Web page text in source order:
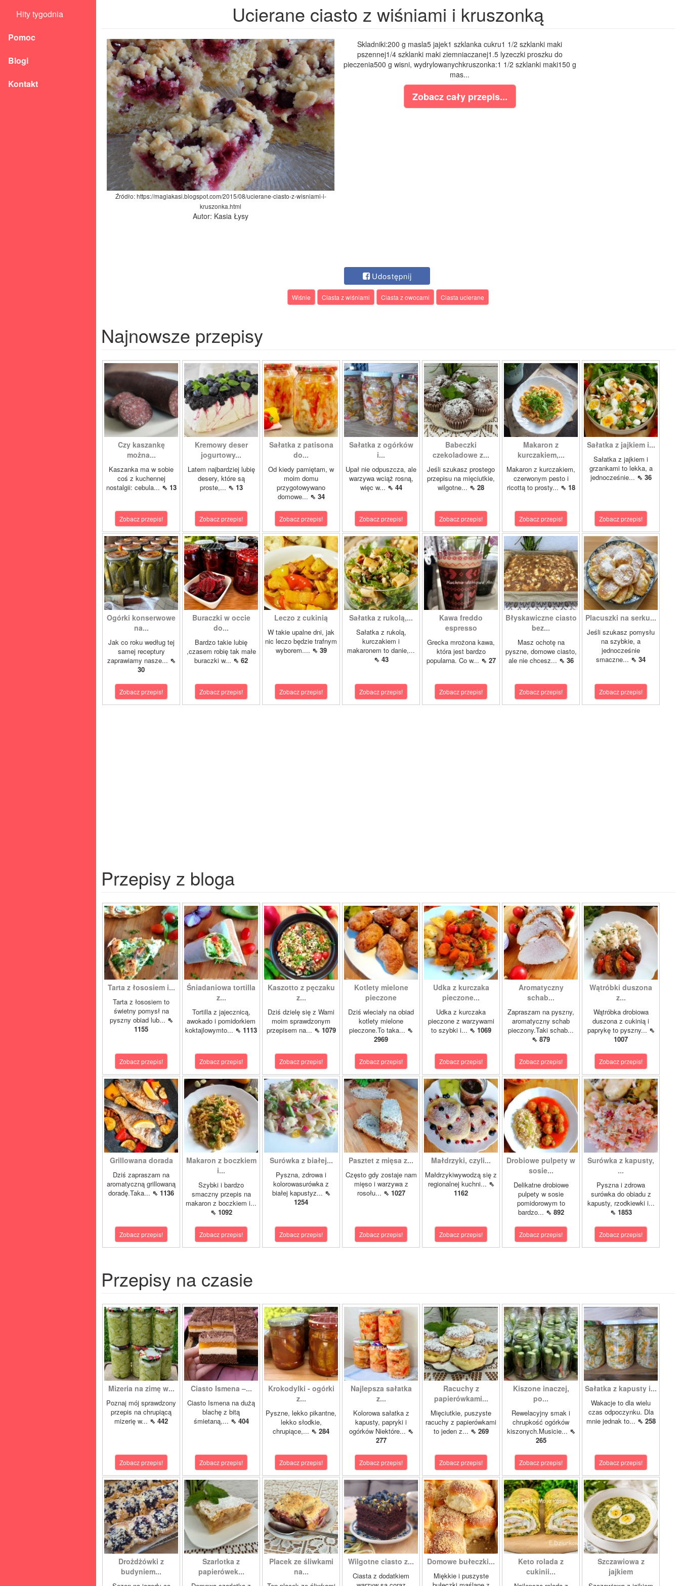
Hity tygodnia
Pomoc
Blogi
Kontakt
Ucierane ciasto z wiśniami i kruszonką
Źródło: https://magiakasi.blogspot.com/2015/08/ucierane-ciasto-z-wisniami-i-
kruszonka.html
Autor: Kasia Łysy
Skladniki:200 g masla5 jajek1 szklanka cukru1 1/2 szklanki maki
pszennej1/4 szklanki maki ziemniaczanej1.5 lyzeczki proszku do
pieczenia500 g wisni, wydrylowanychkruszonka:1 1/2 szklanki maki150 g
mas...
Zobacz cały przepis...
Udostępnij
Wiśnie Ciasta z wiśniami Ciasta z owocami Ciasta ucierane
Najnowsze przepisy
Czy kaszankę
można...
Kaszanka ma w sobie
coś z kuchennej
nostalgii: cebula... ⇖ 13
Zobacz przepis!
Kremowy deser
jogurtowy...
Latem najbardziej lubię
desery, które są
proste,... ⇖ 13
Zobacz przepis!
Sałatka z patisona
do...
Od kiedy pamiętam, w
moim domu
przygotowywano
domowe... ⇖ 34
Zobacz przepis!
Sałatka z ogórków
i...
Upał nie odpuszcza, ale
warzywa wciąż rosną,
więc w... ⇖ 44
Zobacz przepis!
Babeczki
czekoladowe z...
Jeśli szukasz prostego
przepisu na mięciutkie,
wilgotne... ⇖ 28
Zobacz przepis!
Makaron z
kurczakiem,...
Makaron z kurczakiem,
czerwonym pesto i
ricottą to prosty... ⇖ 18
Zobacz przepis!
Sałatka z jajkiem i...
Sałatka z jajkiem i
grzankami to lekka, a
jednocześnie... ⇖ 36
Zobacz przepis!
Ogórki konserwowe
na...
Jak co roku według tej
samej receptury
zaprawiamy nasze... ⇖
30
Zobacz przepis!
Buraczki w occie
do...
Bardzo takie lubię
,czasem robię tak małe
buraczki w... ⇖ 62
Zobacz przepis!
Leczo z cukinią
W takie upalne dni, jak
nic leczo będzie trafnym
wyborem.... ⇖ 39
Zobacz przepis!
Sałatka z rukolą,...
Sałatka z rukolą,
kurczakiem i
makaronem to danie,...
⇖ 43
Zobacz przepis!
Kawa freddo
espresso
Grecka mrożona kawa,
która jest bardzo
popularna. Co w... ⇖ 27
Zobacz przepis!
Błyskawiczne ciasto
bez...
Masz ochotę na
pyszne, domowe ciasto,
ale nie chcesz... ⇖ 36
Zobacz przepis!
Placuszki na serku...
Jeśli szukasz pomysłu
na szybkie, a
jednocześnie
smaczne... ⇖ 34
Zobacz przepis!
Przepisy z bloga
Tarta z łososiem i...
Tarta z łososiem to
świetny pomysł na
pyszny obiad lub... ⇖
1155
Zobacz przepis!
Śniadaniowa tortilla
z...
Tortilla z jajecznicą,
awokado i pomidorkiem
koktajlowymto... ⇖ 1113
Zobacz przepis!
Kaszotto z pęczaku
z...
Dziś dzielę się z Wami
moim sprawdzonym
przepisem na... ⇖ 1079
Zobacz przepis!
Kotlety mielone
pieczone
Dziś wleciały na obiad
kotlety mielone
pieczone.To taka... ⇖
2969
Zobacz przepis!
Udka z kurczaka
pieczone...
Udka z kurczaka
pieczone z warzywami
to szybki i... ⇖ 1069
Zobacz przepis!
Aromatyczny
schab...
Zapraszam na pyszny,
aromatyczny schab
pieczony.Taki schab...
⇖ 879
Zobacz przepis!
Wątróbki duszona
z...
Wątróbka drobiowa
duszona z cukinią i
paprykę to pyszny... ⇖
1007
Zobacz przepis!
Grillowana dorada
Dziś zapraszam na
aromatyczną grillowaną
doradę.Taka... ⇖ 1136
Zobacz przepis!
Makaron z boczkiem
i...
Szybki i bardzo
smaczny przepis na
makaron z boczkiem i...
⇖ 1092
Zobacz przepis!
Surówka z białej...
Pyszna, zdrowa i
kolorowasurówka z
białej kapustyz... ⇖
1254
Zobacz przepis!
Pasztet z mięsa z...
Często gdy zostaje nam
mięso i warzywa z
rosołu... ⇖ 1027
Zobacz przepis!
Małdrzyki, czyli...
Małdrzykiwywodzą się z
regionalnej kuchni... ⇖
1162
Zobacz przepis!
Drobiowe pulpety w
sosie...
Delikatne drobiowe
pulpety w sosie
pomidorowym to
bardzo... ⇖ 892
Zobacz przepis!
Surówka z kapusty,
...
Pyszna i zdrowa
surówka do obiadu z
kapusty, rzodkiewki i...
⇖ 1853
Zobacz przepis!
Przepisy na czasie
Mizeria na zimę w...
Poznaj mój sprawdzony
przepis na chrupiącą
mizerię w... ⇖ 442
Zobacz przepis!
Ciasto Ismena –...
Ciasto Ismena na dużą
blachę z bitą
śmietaną,... ⇖ 404
Zobacz przepis!
Krokodylki - ogórki
z...
Pyszne, lekko pikantne,
lekko słodkie,
chrupiące,... ⇖ 284
Zobacz przepis!
Najlepsza sałatka
z...
Kolorowa sałatka z
kapusty, papryki i
ogórków Niektóre... ⇖
277
Zobacz przepis!
Racuchy z
papierówkami...
Mięciutkie, puszyste
racuchy z papierówkami
to jeden z... ⇖ 269
Zobacz przepis!
Kiszone inaczej,
po...
Rewelacyjny smak i
chrupkość ogórków
kiszonych.Musicie... ⇖
265
Zobacz przepis!
Sałatka z kapusty i...
Wakacje to dla wielu
czas odpoczynku. Dla
mnie jednak to... ⇖ 258
Zobacz przepis!
Drożdżówki z
budyniem...
Szarlotka z
papierówek...
Placek ze śliwkami
na...
Wilgotne ciasto z...
Ciasta z dodatkiem
Domowe bułeczki...
Miękkie i puszyste
Keto rolada z
cukinii...
Szczawiowa z
jajkiem